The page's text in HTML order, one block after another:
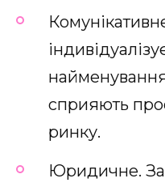
найменування
сприяють
ринку.
Юридичне.